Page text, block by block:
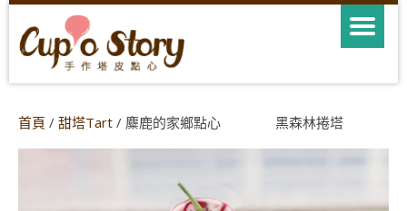
首頁 / 甜塔Tart / 麋鹿的家鄉點心 黑森林捲塔